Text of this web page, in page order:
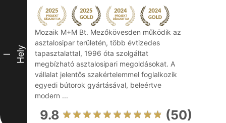
I Hely
Mozaik M+M Bt. Mezőkövesden működik az
asztalosipar területén, több évtizedes
tapasztalattal, 1996 óta szolgáltat
megbízható asztalosipari megoldásokat. A
vállalat jelentős szakértelemmel foglalkozik
egyedi bútorok gyártásával, beleértve
modern ...
9.8 (50)